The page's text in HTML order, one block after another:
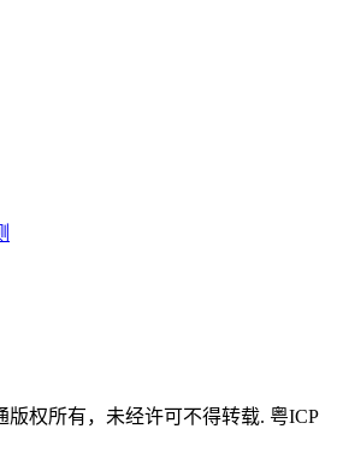
版权所有，未经许可不得转载. 粤ICP